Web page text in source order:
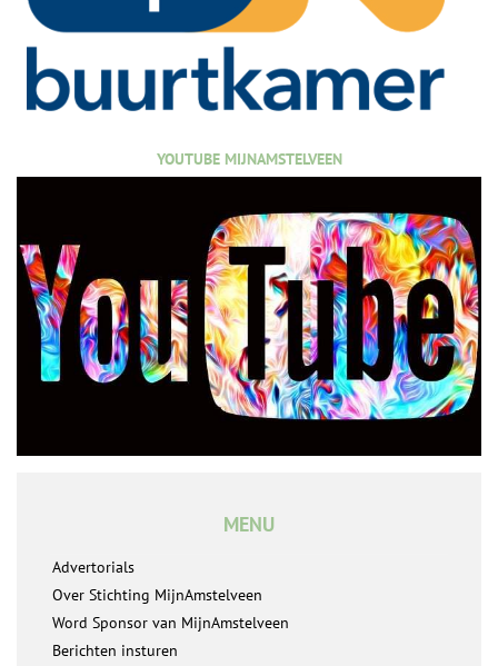
YOUTUBE MIJNAMSTELVEEN
MENU
Advertorials
Over Stichting MijnAmstelveen
Word Sponsor van MijnAmstelveen
Berichten insturen